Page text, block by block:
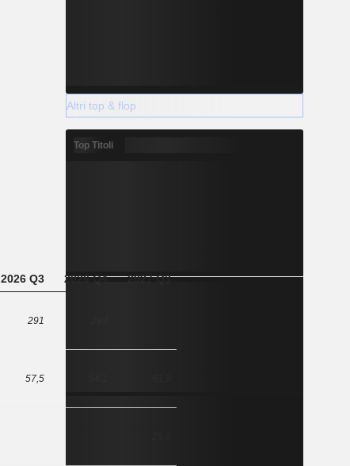
2026 Q3 2026 Q4 2027 Q3
291
57,5
Altri top & flop
Top Titoli